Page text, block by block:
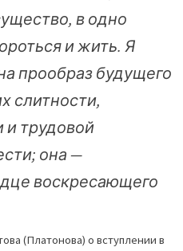
в одно
и жить. Я
прообраз будущего
слитности,
трудовой
она —
воскресающего
(Платонова) о вступлении в